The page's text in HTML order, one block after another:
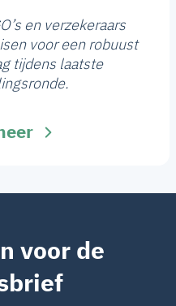
en verzekeraars
voor een robuust
tijdens laatste
voor de